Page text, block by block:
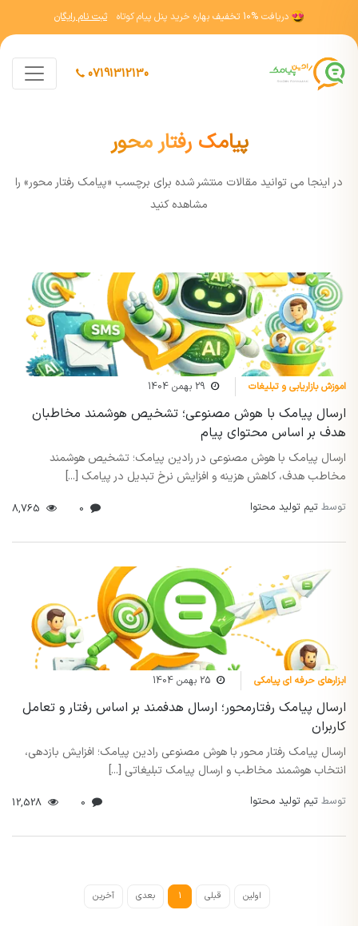
دریافت 10% تخفیف بهاره خرید پنل پیام کوتاه ثبت نام رایگان
07191312130
پیامک رفتار محور
در اينجا مي توانيد مقالات منتشر شده برای برچسب «پیامک رفتار محور» را
مشاهده کنيد
اموزش بازاریابی و تبلیغات 29 بهمن 1404
ارسال پیامک با هوش مصنوعی؛ تشخیص هوشمند مخاطبان
هدف بر اساس محتوای پیام
ارسال پیامک با هوش مصنوعی در رادین پیامک؛ تشخیص هوشمند
مخاطب هدف، کاهش هزینه و افزایش نرخ تبدیل در پیامک [...]
توسط تیم تولید محتوا
ابزارهای حرفه ای پیامکی 25 بهمن 1404
ارسال پیامک رفتارمحور؛ ارسال هدفمند بر اساس رفتار و تعامل
کاربران
ارسال پیامک رفتار محور با هوش مصنوعی رادین پیامک؛ افزایش بازدهی،
انتخاب هوشمند مخاطب و ارسال پیامک تبلیغاتی [...]
توسط تیم تولید محتوا
اولین قبلی 1 بعدی آخرین